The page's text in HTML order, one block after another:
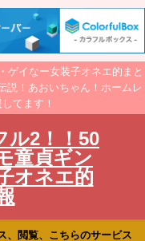
ゲイなー女装子オネエ的まと
説！あおいちゃん！ホームレ
てます！
ル2！！50
童貞ギン
オネエ的
、閲覧、こちらのサービス